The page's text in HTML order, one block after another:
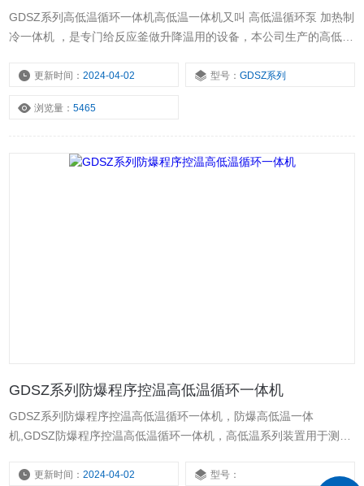
GDSZ系列高低温循环一体机高低温一体机又叫 高低温循环泵 加热制
冷一体机 ，是专门给反应釜做升降温用的设备，本公司生产的高低温
150L、200L、300L、400L、500L、1000L等规格，可实现低温温度
更新时间：2024-04-02 型号：GDSZ系列
浏览量：5465
GDSZ系列防爆程序控温高低温循环一体机
GDSZ系列防爆程序控温高低温循环一体机，防爆高低温一体
机,GDSZ防爆程序控温高低温循环一体机，高低温系列装置用于测试
温度环境变化后的参数及性能。整个系统的液体循环是密闭的，系统
更新时间：2024-04-02 型号：